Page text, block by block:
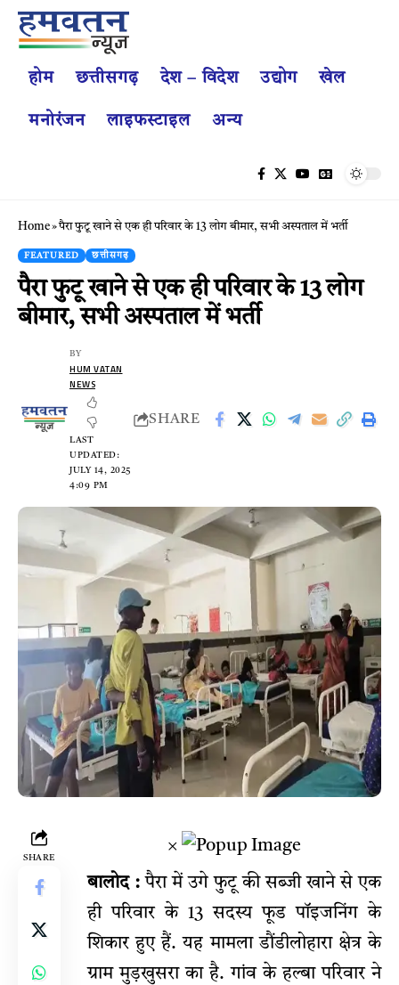
होम छत्तीसगढ़ देश – विदेश उद्योग खेल
मनोरंजन लाइफस्टाइल अन्य
Home»पैरा फुटू खाने से एक ही परिवार के 13 लोग बीमार, सभी अस्पताल में भर्ती
FEATURED छत्तीसगढ़
पैरा फुटू खाने से एक ही परिवार के 13 लोग
बीमार, सभी अस्पताल में भर्ती
LAST
UPDATED:
JULY 14, 2025
4:09 PM
BY
HUM VATAN
NEWS
SHARE
SHARE
×
बालोद : पैरा में उगे फुटू की सब्जी खाने से एक
ही परिवार के 13 सदस्य फूड पॉइजनिंग के
शिकार हुए हैं. यह मामला डौंडीलोहारा क्षेत्र के
ग्राम मुड़खुसरा का है. गांव के हल्बा परिवार ने